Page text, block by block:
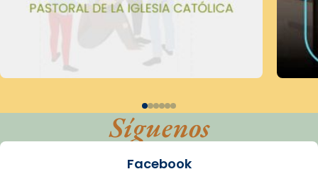
Síguenos
Facebook